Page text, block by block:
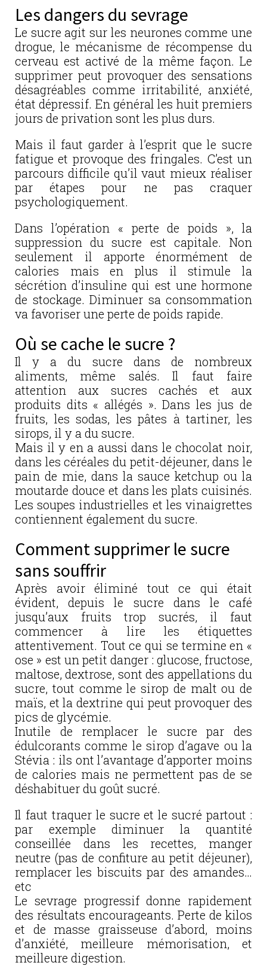
Les dangers du sevrage
Le sucre agit sur les neurones comme une
drogue, le mécanisme de récompense du
cerveau est activé de la même façon. Le
supprimer peut provoquer des sensations
désagréables comme irritabilité, anxiété,
état dépressif. En général les huit premiers
jours de privation sont les plus durs.
Mais il faut garder à l’esprit que le sucre
fatigue et provoque des fringales. C’est un
parcours difficile qu’il vaut mieux réaliser
par étapes pour ne pas craquer
psychologiquement.
Dans l’opération « perte de poids », la
suppression du sucre est capitale. Non
seulement il apporte énormément de
calories mais en plus il stimule la
sécrétion d’insuline qui est une hormone
de stockage. Diminuer sa consommation
va favoriser une perte de poids rapide.
Où se cache le sucre ?
Il y a du sucre dans de nombreux
aliments, même salés. Il faut faire
attention aux sucres cachés et aux
produits dits « allégés ». Dans les jus de
fruits, les sodas, les pâtes à tartiner, les
sirops, il y a du sucre.
Mais il y en a aussi dans le chocolat noir,
dans les céréales du petit-déjeuner, dans le
pain de mie, dans la sauce ketchup ou la
moutarde douce et dans les plats cuisinés.
Les soupes industrielles et les vinaigrettes
contiennent également du sucre.
Comment supprimer le sucre
sans souffrir
Après avoir éliminé tout ce qui était
évident, depuis le sucre dans le café
jusqu’aux fruits trop sucrés, il faut
commencer à lire les étiquettes
attentivement. Tout ce qui se termine en «
ose » est un petit danger : glucose, fructose,
maltose, dextrose, sont des appellations du
sucre, tout comme le sirop de malt ou de
maïs, et la dextrine qui peut provoquer des
pics de glycémie.
Inutile de remplacer le sucre par des
édulcorants comme le sirop d’agave ou la
Stévia : ils ont l’avantage d’apporter moins
de calories mais ne permettent pas de se
déshabituer du goût sucré.
Il faut traquer le sucre et le sucré partout :
par exemple diminuer la quantité
conseillée dans les recettes, manger
neutre (pas de confiture au petit déjeuner),
remplacer les biscuits par des amandes…
etc
Le sevrage progressif donne rapidement
des résultats encourageants. Perte de kilos
et de masse graisseuse d’abord, moins
d’anxiété, meilleure mémorisation, et
meilleure digestion.